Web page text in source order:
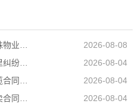
长沙要债公司成功调解一起特殊物业纠纷
2026-08-08
长沙讨债公司成功调解一起邻里纠纷，调解当日全部履行到位
2026-08-04
长沙讨账公司成功调解一起承揽合同纠纷案件，以柔性司法方式妥善化解民营企业之间矛盾
2026-08-04
长沙追账公司成功化解一起买卖合同纠纷，双方当事人对案件处理结果均表示认可和满意
2026-08-04